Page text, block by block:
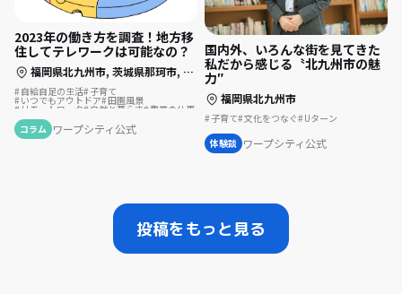
2023年の働き方を調査！地方移
住してテレワークは可能なの？
福岡県北九州市, 茨城県那珂市, 長崎県長崎市,静岡県静岡市,静岡県伊東市
自給自足の生活 子育て
いつでもアウトドア 田園風景
リモートワーク 自然と暮らす 農業の仕事
夢の暮らし
スポーツで豊かに 古民家を活用
テレワーク ふるさとで暮らす
コラム ワープシティ公式
国内外、いろんな街を見てきた
私だから感じる〝北九州市の魅
力″
福岡県北九州市
子育て 文化をつなぐ
Uターン
体験談 ワープシティ公式
投稿をもっと見る